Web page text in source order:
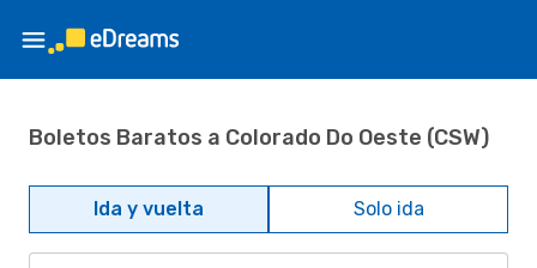
Boletos Baratos a Colorado Do Oeste (CSW)
Ida y vuelta Solo ida